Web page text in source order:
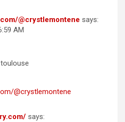
@crystlemontene says:
AM
@crystlemontene
says: